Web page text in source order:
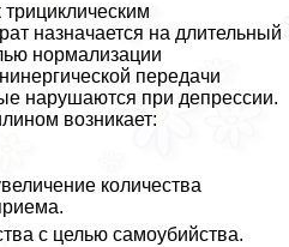
назначается на длительный
нормализации
передачи
нарушаются при депрессии.
возникает:
количества
с целью самоубийства.